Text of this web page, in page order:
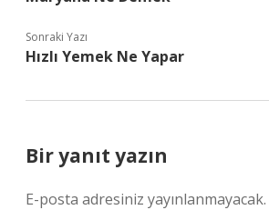
Sonraki Yazı
Hızlı Yemek Ne Yapar
Bir yanıt yazın
E-posta adresiniz yayınlanmayacak.